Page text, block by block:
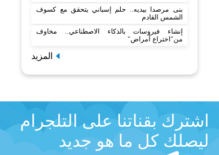
بنى مرصدا بيديه.. حلم إسباني يتحقق مع كسوف
الشمس القادم
إنشاء فيروسات بالذكاء الاصطناعي.. مخاوف
من"اختراع أمراض"
المزيد
اشترك بقناتنا على التلجرام
ليصلك كل ما هو جديد